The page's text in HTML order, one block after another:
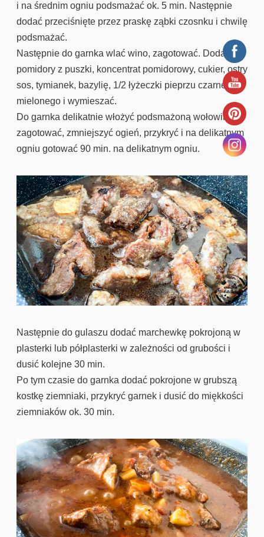
i na średnim ogniu podsmażać ok. 5 min. Następnie
dodać przeciśnięte przez praskę ząbki czosnku i chwilę
podsmażać.
Następnie do garnka wlać wino, zagotować. Dodać
pomidory z puszki, koncentrat pomidorowy, cukier, ostry
sos, tymianek, bazylię, 1/2 łyżeczki pieprzu czarnego
mielonego i wymieszać.
Do garnka delikatnie włożyć podsmażoną wołowinę,
zagotować, zmniejszyć ogień, przykryć i na delikatnym
ogniu gotować 90 min. na delikatnym ogniu.
Następnie do gulaszu dodać marchewkę pokrojoną w
plasterki lub półplasterki w zależności od grubości i
dusić kolejne 30 min.
Po tym czasie do garnka dodać pokrojone w grubszą
kostkę ziemniaki, przykryć garnek i dusić do miękkości
ziemniaków ok. 30 min.